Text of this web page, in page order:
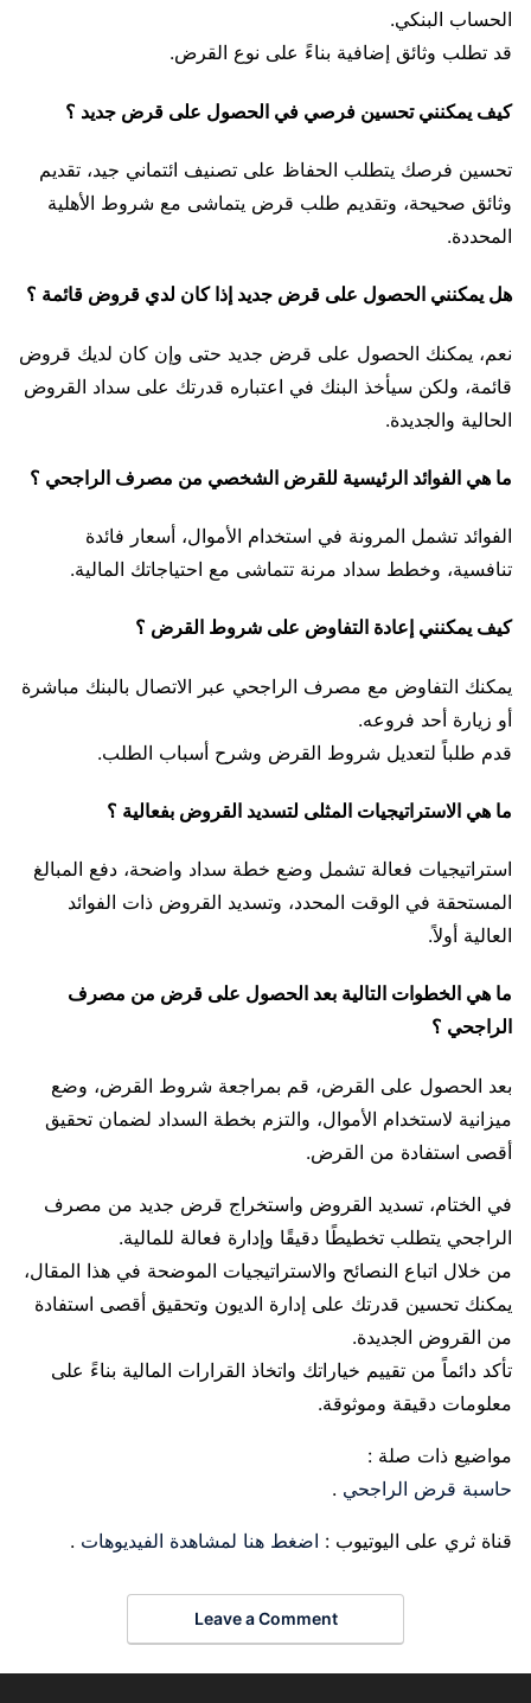
الحساب البنكي.
قد تطلب وثائق إضافية بناءً على نوع القرض.
كيف يمكنني تحسين فرصي في الحصول على قرض جديد ؟
تحسين فرصك يتطلب الحفاظ على تصنيف ائتماني جيد، تقديم
وثائق صحيحة، وتقديم طلب قرض يتماشى مع شروط الأهلية
المحددة.
هل يمكنني الحصول على قرض جديد إذا كان لدي قروض قائمة ؟
نعم، يمكنك الحصول على قرض جديد حتى وإن كان لديك قروض
قائمة، ولكن سيأخذ البنك في اعتباره قدرتك على سداد القروض
الحالية والجديدة.
ما هي الفوائد الرئيسية للقرض الشخصي من مصرف الراجحي ؟
الفوائد تشمل المرونة في استخدام الأموال، أسعار فائدة
تنافسية، وخطط سداد مرنة تتماشى مع احتياجاتك المالية.
كيف يمكنني إعادة التفاوض على شروط القرض ؟
يمكنك التفاوض مع مصرف الراجحي عبر الاتصال بالبنك مباشرة
أو زيارة أحد فروعه.
قدم طلباً لتعديل شروط القرض وشرح أسباب الطلب.
ما هي الاستراتيجيات المثلى لتسديد القروض بفعالية ؟
استراتيجيات فعالة تشمل وضع خطة سداد واضحة، دفع المبالغ
المستحقة في الوقت المحدد، وتسديد القروض ذات الفوائد
العالية أولاً.
ما هي الخطوات التالية بعد الحصول على قرض من مصرف
الراجحي ؟
بعد الحصول على القرض، قم بمراجعة شروط القرض، وضع
ميزانية لاستخدام الأموال، والتزم بخطة السداد لضمان تحقيق
أقصى استفادة من القرض.
في الختام، تسديد القروض واستخراج قرض جديد من مصرف
الراجحي يتطلب تخطيطًا دقيقًا وإدارة فعالة للمالية.
من خلال اتباع النصائح والاستراتيجيات الموضحة في هذا المقال،
يمكنك تحسين قدرتك على إدارة الديون وتحقيق أقصى استفادة
من القروض الجديدة.
تأكد دائماً من تقييم خياراتك واتخاذ القرارات المالية بناءً على
معلومات دقيقة وموثوقة.
مواضيع ذات صلة :
حاسبة قرض الراجحي .
قناة ثري على اليوتيوب : اضغط هنا لمشاهدة الفيديوهات .
Leave a Comment